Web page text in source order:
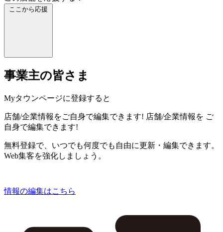
ここから応援
事業主の皆さま
Myタウンページに登録すると
店舗/企業情報をご自身で編集できます! 店舗/企業情報を ご
自身で編集できます!
無料登録で、いつでも何度でも自由に更新・編集できます。
Web集客を強化しましょう。
情報の編集はこちら